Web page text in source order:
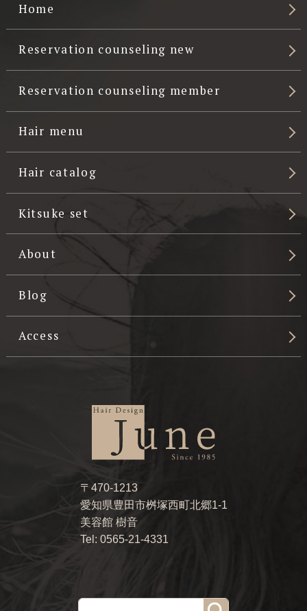
Home
Reservation counseling new
Reservation counseling member
Hair menu
Hair catalog
Kitsuke set
About
Blog
Access
〒470-1213
愛知県豊田市桝塚西町北郷1-1
美容館 樹音
Tel: 0565-21-4331